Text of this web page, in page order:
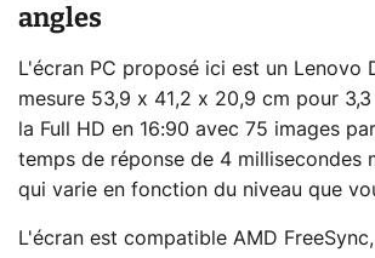
angles
L'écran PC proposé ici est un Lenovo
mesure 53,9 x 41,2 x 20,9 cm pour
la Full HD en 16:90 avec 75 images
temps de réponse de 4 millisecondes
qui varie en fonction du niveau que
L'écran est compatible AMD